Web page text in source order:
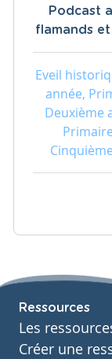
Podcast
flamands
Eveil
année,
Deuxième
Ressources
Les
Créer une